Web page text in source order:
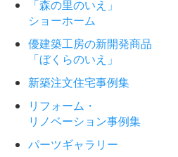
「森の里のいえ」
ショーホーム
優建築工房の新開発商品
「ぼくらのいえ」
新築注文住宅事例集
リフォーム・
リノベーション事例集
パーツギャラリー